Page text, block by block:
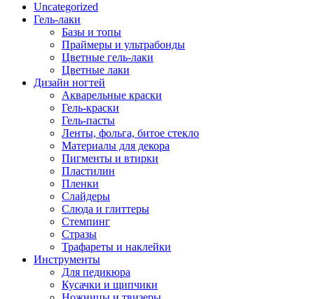
Uncategorized
Гель-лаки
Базы и топы
Праймеры и ультрабонды
Цветные гель-лаки
Цветные лаки
Дизайн ногтей
Акварельные краски
Гель-краски
Гель-пасты
Ленты, фольга, битое стекло
Материалы для декора
Пигменты и втирки
Пластилин
Пленки
Слайдеры
Слюда и глиттеры
Стемпинг
Стразы
Трафареты и наклейки
Инструменты
Для педикюра
Кусачки и щипчики